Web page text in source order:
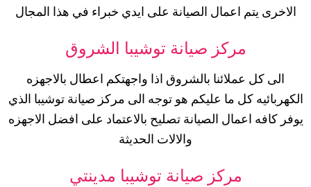
الاخرى يتم اعمال الصيانة على ايدي خبراء في هذا المجال
مركز صيانة توشيبا الشروق
الى كل عملائنا بالشروق اذا واجهتكم اعطال بالاجهزه
الكهربائيه كل ما عليكم هو توجه الى مركز صيانة توشيبا الذي
يوفر كافه اعمال الصيانة تصليح بالاعتماد على افضل الاجهزه
والالات الحديثة
مركز صيانة توشيبا مدينتي